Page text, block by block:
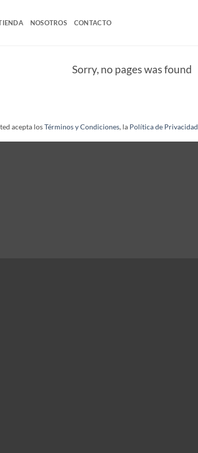
NOSOTROS CONTACTO
Sorry, no pages was found
acepta losTérminos y Condiciones, la Política de Privacidad